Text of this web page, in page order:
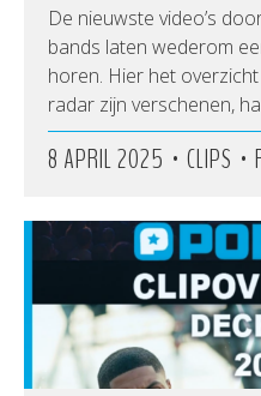
De nieuwste video’s
bands laten wederom
horen. Hier het
radar zijn verschenen,
8 APRIL 2025 • CLIPS •